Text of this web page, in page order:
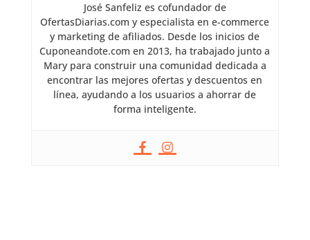
José Sanfeliz es cofundador de
OfertasDiarias.com y especialista en e-commerce
y marketing de afiliados. Desde los inicios de
Cuponeandote.com en 2013, ha trabajado junto a
Mary para construir una comunidad dedicada a
encontrar las mejores ofertas y descuentos en
línea, ayudando a los usuarios a ahorrar de
forma inteligente.